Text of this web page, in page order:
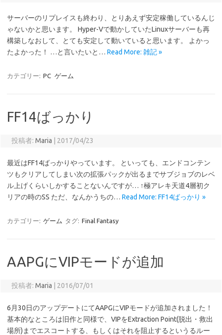
サーバーのリプレイスも終わり、とりあえず安定稼働しているんじ
ゃないかと思います。 Hyper-Vで動かしていたLinuxサーバーも再
構築しなおして、とても安定して動いていると思います。 よかっ
たよかった！ …と言いたいと… Read More: 雑記 »
カテゴリー: PC ゲーム
FF14ばっかり
投稿者: Maria 2017/04/23
最近はFF14ばっかりやっています。 といっても、エンドコンテン
ツもクリアしてしまい次の拡張パックが出るまでサブジョブのレベ
ル上げくらいしかすることないんですが… ↑極アレキ天道4層初ク
リアの時のSS ただ、なんかうちの… Read More: FF14ばっかり »
カテゴリー: ゲーム タグ: Final Fantasy
AAPGにVIPモードが追加
投稿者: Maria 2016/07/01
6月30日のアップデートにてAAPGにVIPモードが追加されました！
基本的なところは旧作と同様で、VIPをExtraction Point(脱出・救出
場所)までエスコートする、もしくはそれを阻止するというるルー